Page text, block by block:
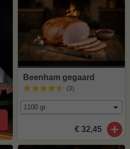
Beenham gegaard
(3)
€ 32,45